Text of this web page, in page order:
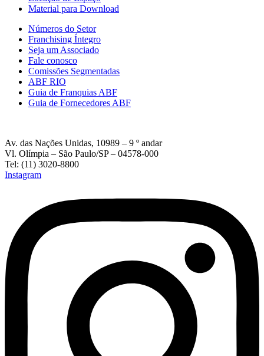
Material para Download
Números do Setor
Franchising Íntegro
Seja um Associado
Fale conosco
Comissões Segmentadas
ABF RIO
Guia de Franquias ABF
Guia de Fornecedores ABF
Av. das Nações Unidas, 10989 – 9 º andar
Vl. Olímpia – São Paulo/SP – 04578-000
Tel: (11) 3020-8800
Instagram